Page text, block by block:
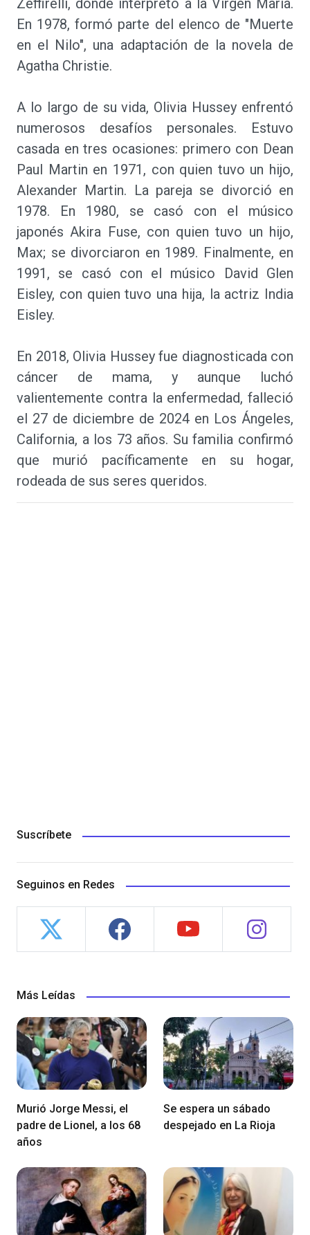
Zeffirelli, donde interpretó a la Virgen María.
En 1978, formó parte del elenco de "Muerte
en el Nilo", una adaptación de la novela de
Agatha Christie.
A lo largo de su vida, Olivia Hussey enfrentó
numerosos desafíos personales. Estuvo
casada en tres ocasiones: primero con Dean
Paul Martin en 1971, con quien tuvo un hijo,
Alexander Martin. La pareja se divorció en
1978. En 1980, se casó con el músico
japonés Akira Fuse, con quien tuvo un hijo,
Max; se divorciaron en 1989. Finalmente, en
1991, se casó con el músico David Glen
Eisley, con quien tuvo una hija, la actriz India
Eisley.
En 2018, Olivia Hussey fue diagnosticada con
cáncer de mama, y aunque luchó
valientemente contra la enfermedad, falleció
el 27 de diciembre de 2024 en Los Ángeles,
California, a los 73 años. Su familia confirmó
que murió pacíficamente en su hogar,
rodeada de sus seres queridos.
Suscríbete
Seguinos en Redes
Más Leídas
Murió Jorge Messi, el
padre de Lionel, a los 68
años
Se espera un sábado
despejado en La Rioja